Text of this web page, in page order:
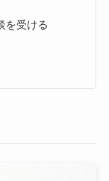
を受ける